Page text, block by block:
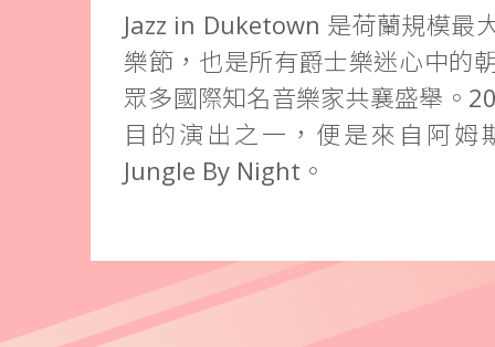
Jazz in Duketown 是荷蘭規模最
樂節，也是所有爵士樂迷心中的
眾多國際知名音樂家共襄盛舉。
目的演出之一，便是來自阿姆
Jungle By Night。